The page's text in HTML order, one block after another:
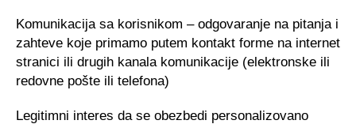
Komunikacija sa korisnikom – odgovaranje na pitanja i
zahteve koje primamo putem kontakt forme na internet
stranici ili drugih kanala komunikacije (elektronske ili
redovne pošte ili telefona)
Legitimni interes da se obezbedi personalizovano